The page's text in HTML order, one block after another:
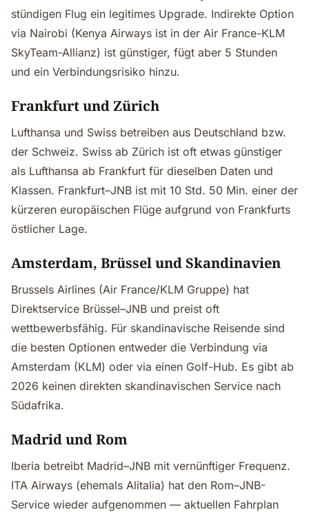
stündigen Flug ein legitimes Upgrade. Indirekte Option
via Nairobi (Kenya Airways ist in der Air France-KLM
SkyTeam-Allianz) ist günstiger, fügt aber 5 Stunden
und ein Verbindungsrisiko hinzu.
Frankfurt und Zürich
Lufthansa und Swiss betreiben aus Deutschland bzw.
der Schweiz. Swiss ab Zürich ist oft etwas günstiger
als Lufthansa ab Frankfurt für dieselben Daten und
Klassen. Frankfurt–JNB ist mit 10 Std. 50 Min. einer der
kürzeren europäischen Flüge aufgrund von Frankfurts
östlicher Lage.
Amsterdam, Brüssel und Skandinavien
Brussels Airlines (Air France/KLM Gruppe) hat
Direktservice Brüssel–JNB und preist oft
wettbewerbsfähig. Für skandinavische Reisende sind
die besten Optionen entweder die Verbindung via
Amsterdam (KLM) oder via einen Golf-Hub. Es gibt ab
2026 keinen direkten skandinavischen Service nach
Südafrika.
Madrid und Rom
Iberia betreibt Madrid–JNB mit vernünftiger Frequenz.
ITA Airways (ehemals Alitalia) hat den Rom–JNB-
Service wieder aufgenommen — aktuellen Fahrplan